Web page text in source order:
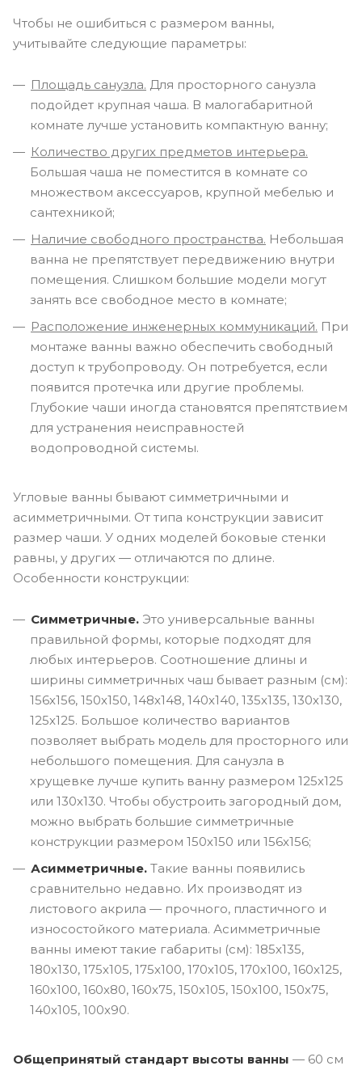
Чтобы не ошибиться с размером ванны,
учитывайте следующие параметры:
Площадь санузла. Для просторного санузла
подойдет крупная чаша. В малогабаритной
комнате лучше установить компактную ванну;
Количество других предметов интерьера.
Большая чаша не поместится в комнате со
множеством аксессуаров, крупной мебелью и
сантехникой;
Наличие свободного пространства. Небольшая
ванна не препятствует передвижению внутри
помещения. Слишком большие модели могут
занять все свободное место в комнате;
Расположение инженерных коммуникаций. При
монтаже ванны важно обеспечить свободный
доступ к трубопроводу. Он потребуется, если
появится протечка или другие проблемы.
Глубокие чаши иногда становятся препятствием
для устранения неисправностей
водопроводной системы.
Угловые ванны бывают симметричными и
асимметричными. От типа конструкции зависит
размер чаши. У одних моделей боковые стенки
равны, у других — отличаются по длине.
Особенности конструкции:
Симметричные. Это универсальные ванны
правильной формы, которые подходят для
любых интерьеров. Соотношение длины и
ширины симметричных чаш бывает разным (см):
156х156, 150х150, 148х148, 140х140, 135х135, 130х130,
125х125. Большое количество вариантов
позволяет выбрать модель для просторного или
небольшого помещения. Для санузла в
хрущевке лучше купить ванну размером 125х125
или 130х130. Чтобы обустроить загородный дом,
можно выбрать большие симметричные
конструкции размером 150х150 или 156х156;
Асимметричные. Такие ванны появились
сравнительно недавно. Их производят из
листового акрила — прочного, пластичного и
износостойкого материала. Асимметричные
ванны имеют такие габариты (см): 185х135,
180х130, 175х105, 175х100, 170х105, 170х100, 160х125,
160х100, 160х80, 160х75, 150х105, 150х100, 150х75,
140х105, 100х90.
Общепринятый стандарт высоты ванны — 60 см